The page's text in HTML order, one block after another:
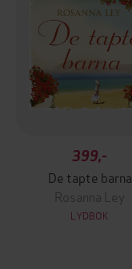
399,-
De tapte barna
Rosanna Ley
LYDBOK